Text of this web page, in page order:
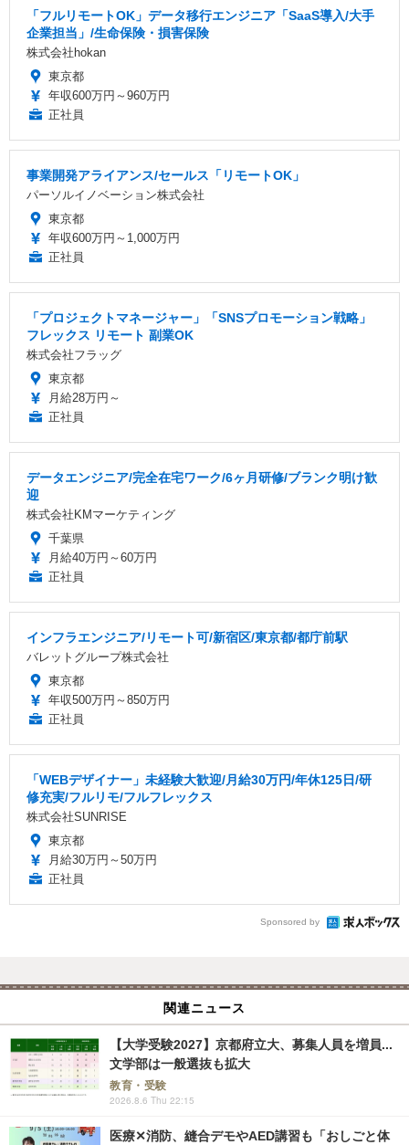
「フルリモートOK」データ移行エンジニア「SaaS導入/大手
企業担当」/生命保険・損害保険
株式会社hokan
東京都
年収600万円～960万円
正社員
事業開発アライアンス/セールス「リモートOK」
パーソルイノベーション株式会社
東京都
年収600万円～1,000万円
正社員
「プロジェクトマネージャー」「SNSプロモーション戦略」
フレックス リモート 副業OK
株式会社フラッグ
東京都
月給28万円～
正社員
データエンジニア/完全在宅ワーク/6ヶ月研修/ブランク明け歓
迎
株式会社KMマーケティング
千葉県
月給40万円～60万円
正社員
インフラエンジニア/リモート可/新宿区/東京都/都庁前駅
バレットグループ株式会社
東京都
年収500万円～850万円
正社員
「WEBデザイナー」未経験大歓迎/月給30万円/年休125日/研
修充実/フルリモ/フルフレックス
株式会社SUNRISE
東京都
月給30万円～50万円
正社員
Sponsored by
関連ニュース
【大学受験2027】京都府立大、募集人員を増員...
文学部は一般選抜も拡大
教育・受験
2026.8.6 Thu 22:15
医療✕消防、縫合デモやAED講習も「おしごと体